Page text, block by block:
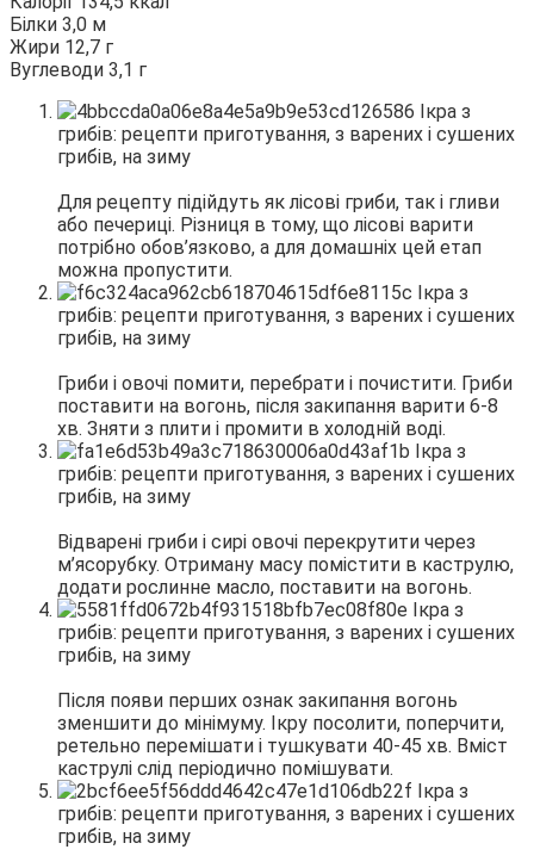
Білки 3,0 м
Жири 12,7 г
Вуглеводи 3,1 г
Для рецепту підійдуть як лісові гриби, так і гливи
або печериці. Різниця в тому, що лісові варити
потрібно обов’язково, а для домашніх цей етап
можна пропустити.
Гриби і овочі помити, перебрати і почистити. Гриби
поставити на вогонь, після закипання варити 6-8
хв. Зняти з плити і промити в холодній воді.
Відварені гриби і сирі овочі перекрутити через
м’ясорубку. Отриману масу помістити в каструлю,
додати рослинне масло, поставити на вогонь.
Після появи перших ознак закипання вогонь
зменшити до мінімуму. Ікру посолити, поперчити,
ретельно перемішати і тушкувати 40-45 хв. Вміст
каструлі слід періодично помішувати.